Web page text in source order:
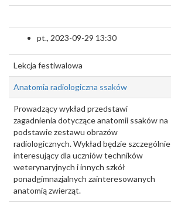
pt., 2023-09-29 13:30
Lekcja festiwalowa
Anatomia radiologiczna ssaków
Prowadzący wykład przedstawi
zagadnienia dotyczące anatomii ssaków na
podstawie zestawu obrazów
radiologicznych. Wykład będzie szczególnie
interesujący dla uczniów techników
weterynaryjnych i innych szkół
ponadgimnazjalnych zainteresowanych
anatomią zwierząt.